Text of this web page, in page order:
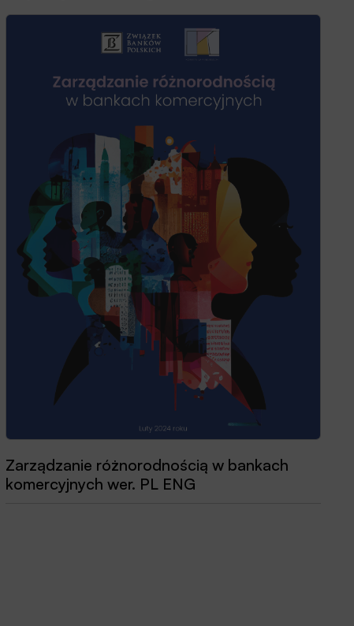
Zarządzanie różnorodnością w bankach
komercyjnych wer. PL ENG